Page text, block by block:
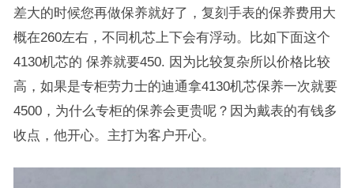
差大的时候您再做保养就好了，复刻手表的保养费用大
概在260左右，不同机芯上下会有浮动。比如下面这个
4130机芯的 保养就要450. 因为比较复杂所以价格比较
高，如果是专柜劳力士的迪通拿4130机芯保养一次就要
4500，为什么专柜的保养会更贵呢？因为戴表的有钱多
收点，他开心。主打为客户开心。